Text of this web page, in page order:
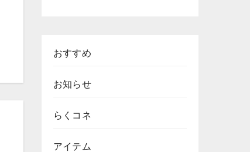
おすすめ
お知らせ
らくコネ
アイテム